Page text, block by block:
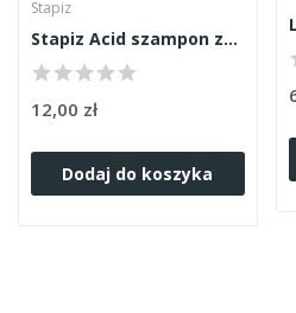
Stapiz
Stapiz Acid szampon zakwaszający 300ml
12,00 zł
Dodaj do koszyka